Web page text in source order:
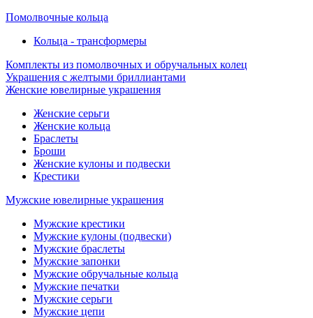
Помолвочные кольца
Кольца - трансформеры
Комплекты из помолвочных и обручальных колец
Украшения с желтыми бриллиантами
Женские ювелирные украшения
Женские серьги
Женские кольца
Браслеты
Броши
Женские кулоны и подвески
Крестики
Мужские ювелирные украшения
Мужские крестики
Мужские кулоны (подвески)
Мужские браслеты
Мужские запонки
Мужские обручальные кольца
Мужские печатки
Мужские серьги
Мужские цепи